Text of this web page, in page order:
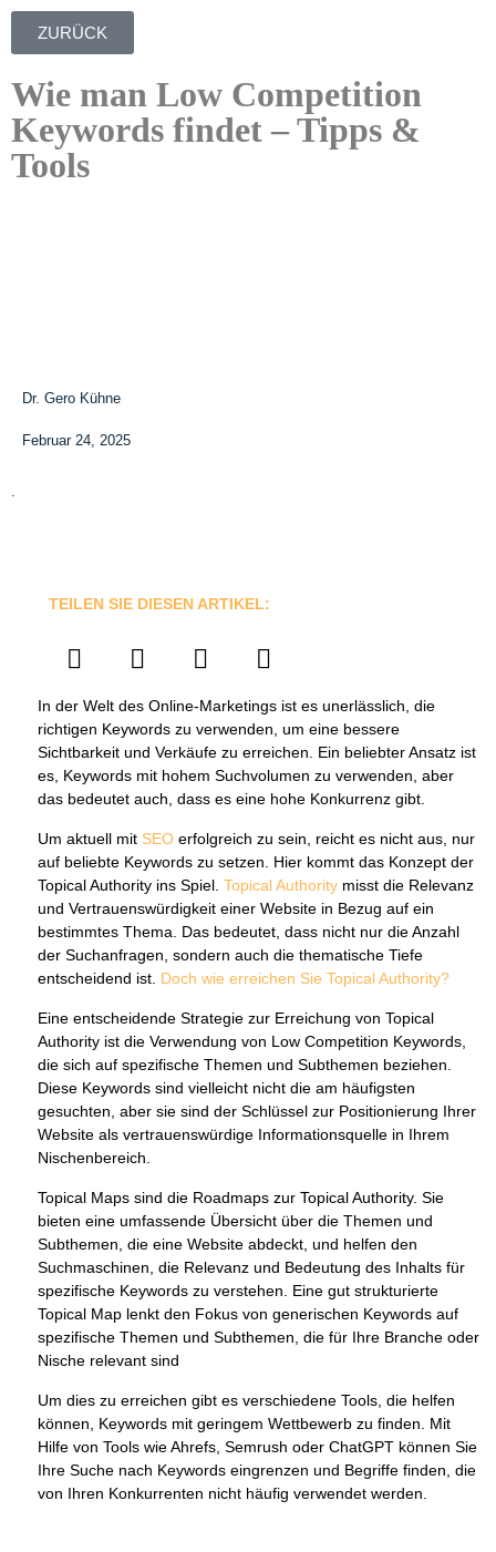
ZURÜCK
Wie man Low Competition
Keywords findet – Tipps &
Tools
Dr. Gero Kühne
Februar 24, 2025
.
TEILEN SIE DIESEN ARTIKEL:
In der Welt des Online-Marketings ist es unerlässlich, die
richtigen Keywords zu verwenden, um eine bessere
Sichtbarkeit und Verkäufe zu erreichen. Ein beliebter Ansatz ist
es, Keywords mit hohem Suchvolumen zu verwenden, aber
das bedeutet auch, dass es eine hohe Konkurrenz gibt.
Um aktuell mit SEO erfolgreich zu sein, reicht es nicht aus, nur
auf beliebte Keywords zu setzen. Hier kommt das Konzept der
Topical Authority ins Spiel. Topical Authority misst die Relevanz
und Vertrauenswürdigkeit einer Website in Bezug auf ein
bestimmtes Thema. Das bedeutet, dass nicht nur die Anzahl
der Suchanfragen, sondern auch die thematische Tiefe
entscheidend ist. Doch wie erreichen Sie Topical Authority?
Eine entscheidende Strategie zur Erreichung von Topical
Authority ist die Verwendung von Low Competition Keywords,
die sich auf spezifische Themen und Subthemen beziehen.
Diese Keywords sind vielleicht nicht die am häufigsten
gesuchten, aber sie sind der Schlüssel zur Positionierung Ihrer
Website als vertrauenswürdige Informationsquelle in Ihrem
Nischenbereich.
Topical Maps sind die Roadmaps zur Topical Authority. Sie
bieten eine umfassende Übersicht über die Themen und
Subthemen, die eine Website abdeckt, und helfen den
Suchmaschinen, die Relevanz und Bedeutung des Inhalts für
spezifische Keywords zu verstehen. Eine gut strukturierte
Topical Map lenkt den Fokus von generischen Keywords auf
spezifische Themen und Subthemen, die für Ihre Branche oder
Nische relevant sind
Um dies zu erreichen gibt es verschiedene Tools, die helfen
können, Keywords mit geringem Wettbewerb zu finden. Mit
Hilfe von Tools wie Ahrefs, Semrush oder ChatGPT können Sie
Ihre Suche nach Keywords eingrenzen und Begriffe finden, die
von Ihren Konkurrenten nicht häufig verwendet werden.